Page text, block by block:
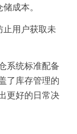
成本。
止用户获取未
系统标准配备
了库存管理的
更好的日常决